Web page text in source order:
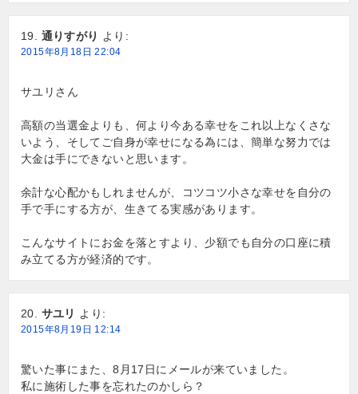
通りすがり より:
2015年8月18日 22:04
サユリさん
高額の当選金よりも、何より今ある幸せをこれ以上なくさな
いよう、そしてご自身が幸せになる為には、簡単な努力では
大金は手にできないと思います。
余計な心配かもしれませんが、コツコツ小さな幸せを自分の
手で手にする方が、生きてる実感があります。
こんなサイトにお金を落とすより、少額でも自分の口座に積
み立てる方が経済的です。
サユリ より:
2015年8月19日 12:14
驚いた事にまた、8月17日にメールが来ていました。
私に施術した事を忘れたのかしら？